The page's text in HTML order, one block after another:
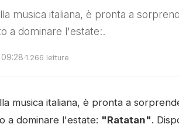
musica italiana, è pronta a
a dominare l'estate:.
·1.266 letture
musica italiana, è pronta a
a dominare l'estate: "Ratatan".